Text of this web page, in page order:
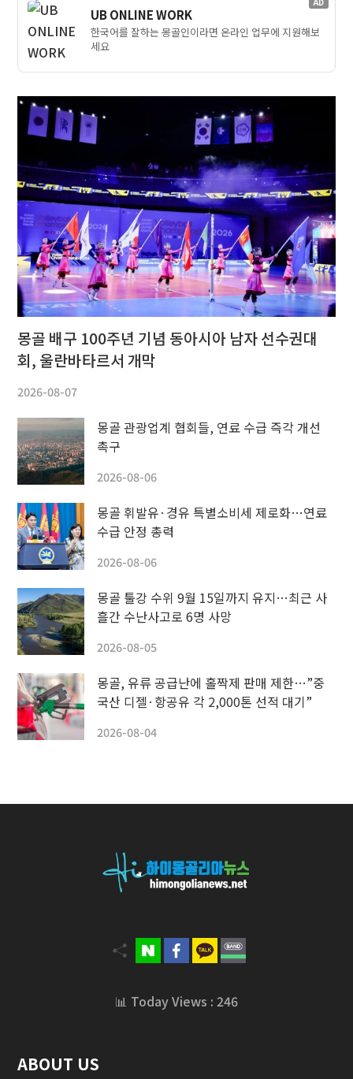
UB ONLINE WORK
한국어를 잘하는 몽골인이라면 온라인 업무에 지원해보
세요
몽골 배구 100주년 기념 동아시아 남자 선수권대
회, 울란바타르서 개막
2026-08-07
몽골 관광업계 협회들, 연료 수급 즉각 개선
촉구
2026-08-06
몽골 휘발유·경유 특별소비세 제로화…연료
수급 안정 총력
2026-08-06
몽골 툴강 수위 9월 15일까지 유지…최근 사
흘간 수난사고로 6명 사망
2026-08-05
몽골, 유류 공급난에 홀짝제 판매 제한…”중
국산 디젤·항공유 각 2,000톤 선적 대기”
2026-08-04
📊 Today Views : 246
ABOUT US